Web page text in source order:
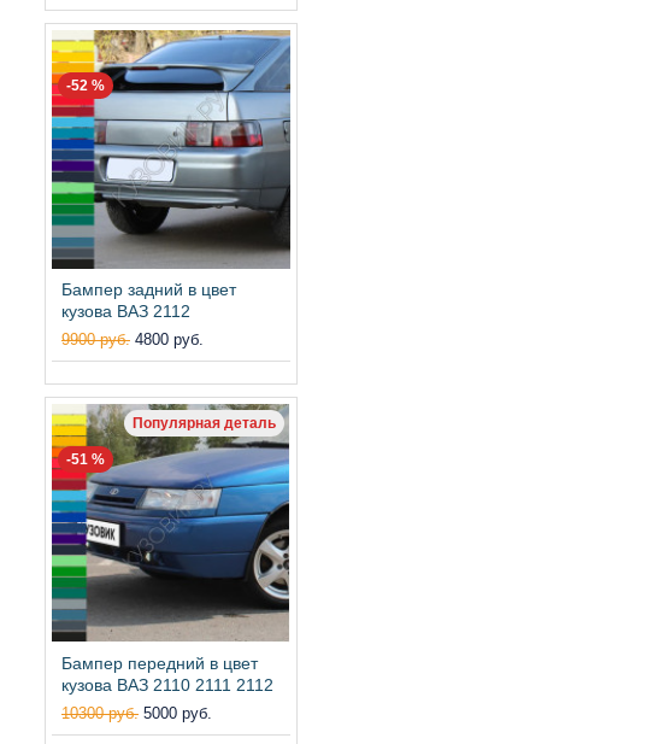
-52 %
Бампер задний в цвет
кузова ВАЗ 2112
9900 руб. 4800 руб.
Популярная деталь
-51 %
Бампер передний в цвет
кузова ВАЗ 2110 2111 2112
10300 руб. 5000 руб.